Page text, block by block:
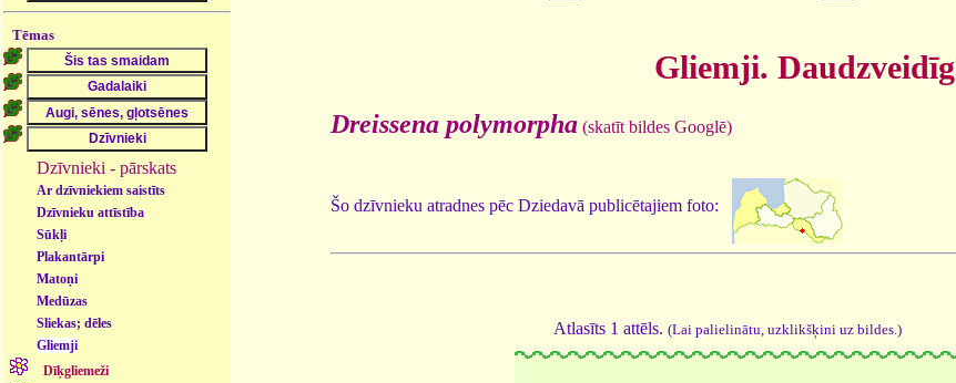
Tēmas
Dzīvnieki - pārskats
Ar dzīvniekiem saistīts
Dzīvnieku attīstība
Sūkļi
Plakantārpi
Matoņi
Medūzas
Sliekas; dēles
Gliemji
Dīķgliemeži
Gliemji.
Dreissena polymorpha (skatīt bildes Googlē)
Šo dzīvnieku atradnes pēc Dziedavā publicētajiem foto:
Atlasīts 1 attēls. (Lai palielinātu, uzklikšķini uz bildes.)